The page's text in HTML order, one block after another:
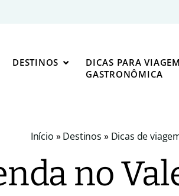
DESTINOS
DICAS PARA VIAGEM
GASTRONÔMICA
Início »Destinos » Dicas de
no